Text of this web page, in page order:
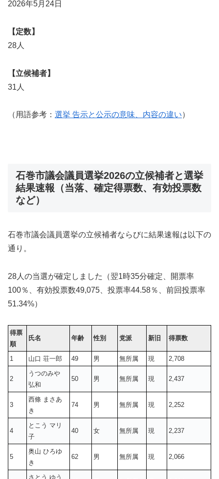
2026年5月24日
【定数】
28人
【立候補者】
31人
（用語参考： 選挙 告示と公示の意味、内容の違い）
石巻市議会議員選挙2026の立候補者と選挙
結果速報（当落、確定得票数、有効投票数
など）
石巻市議会議員選挙の立候補者ならびに結果速報は以下の
通り。
28人の当選が確定しました（翌1時35分確定、開票率
100％、有効投票数49,075 、投票率44.58％、前回投票率
51.34%）
得票
順
氏名 年齢 性別 党派 新旧 得票数
1 山口 荘一郎 49 男 無所属 現 2,708
2
うつのみや
弘和
50 男 無所属 現 2,437
3
西條 まさあ
き
74 男 無所属 現 2,252
4
とこう マリ
子
40 女 無所属 現 2,237
5
奥山 ひろゆ
き
62 男 無所属 現 2,066
さとう ゆう